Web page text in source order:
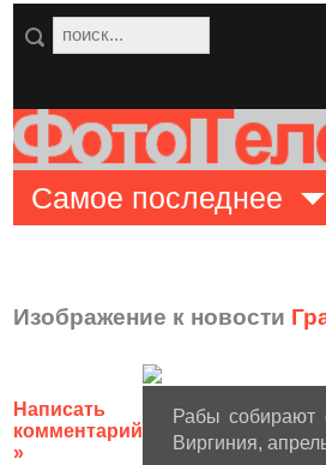
Самое последнее
Изображение к новости
Написать
комментарий
»
Рабы собирают
Виргиния,